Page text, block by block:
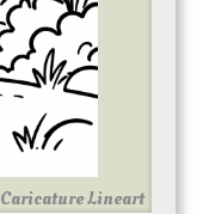
Caricature Lineart